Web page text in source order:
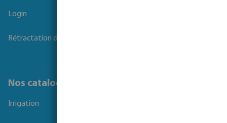
Login
Rétractation du contrat
Nos catalogues
Irrigation